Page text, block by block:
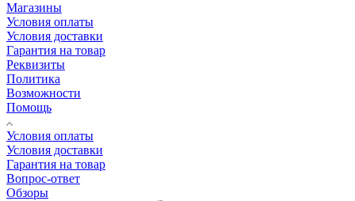
Магазины
Условия оплаты
Условия доставки
Гарантия на товар
Реквизиты
Политика
Возможности
Помощь
Условия оплаты
Условия доставки
Гарантия на товар
Вопрос-ответ
Обзоры